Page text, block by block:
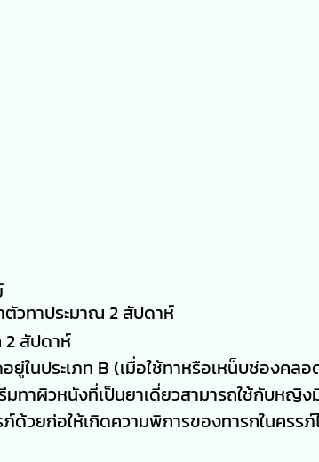
ตัวทาประมาณ 2 สัปดาห์
2 สัปดาห์
นประเภท B (เมื่อใช้ทาหรือเหน็บช่องคลอ
มทาผิวหนังที่เป็นยาเดี่ยวสามารถใช้กับหญิ
วยก่อให้เกิดความพิการของทารกในครรภ์